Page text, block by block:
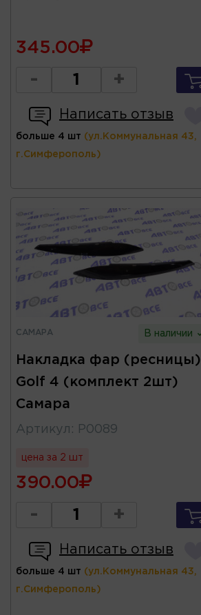
345.00
- +
Написать отзыв
больше 4 шт (ул.Коммунальная 43,
г.Симферополь)
САМАРА В наличии
Накладка фар (ресницы)
Golf 4 (комплект 2шт)
Самара
Артикул : Р0089
цена за 2 шт
390.00
- +
Написать отзыв
больше 4 шт (ул.Коммунальная 43,
г.Симферополь)